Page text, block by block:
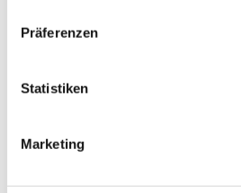
Präferenzen
Statistiken
Marketing
und Verarbeitung meiner
Beantwortung meiner Anfrage zu. *